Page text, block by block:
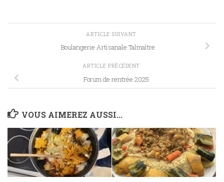
ARTICLE SUIVANT
Boulangerie Artisanale Talmaître
ARTICLE PRÉCÉDENT
Forum de rentrée 2025
VOUS AIMEREZ AUSSI...